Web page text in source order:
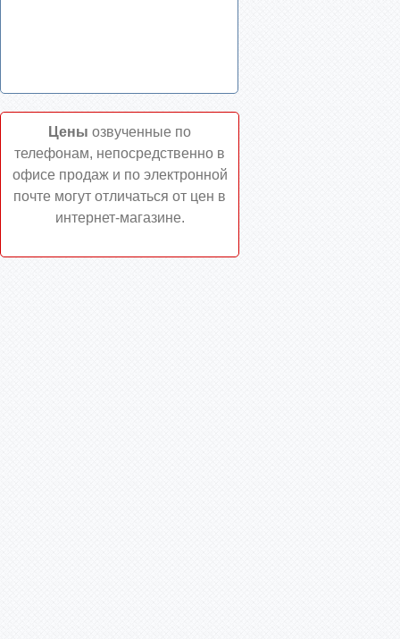
Цены озвученные по
телефонам, непосредственно в
офисе продаж и по электронной
почте могут отличаться от цен в
интернет-магазине.